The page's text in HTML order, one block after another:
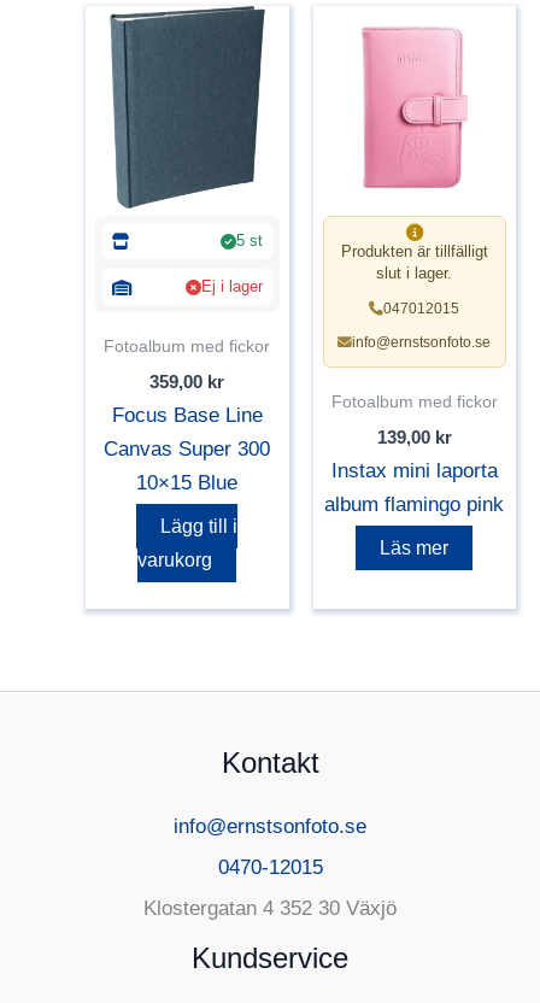
5 st
Ej i lager
Fotoalbum med fickor
359,00 kr
Focus Base Line
Canvas Super 300
10×15 Blue
Lägg till i
varukorg
Produkten är tillfälligt
slut i lager.
047012015
info@ernstsonfoto.se
Fotoalbum med fickor
139,00 kr
Instax mini laporta
album flamingo pink
Läs mer
Kontakt
info@ernstsonfoto.se
0470-12015
Klostergatan 4 352 30 Växjö
Kundservice